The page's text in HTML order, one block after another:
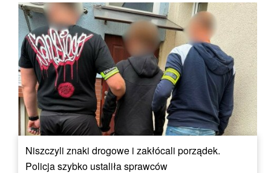
Niszczyli znaki drogowe i zakłócali porządek.
Policja szybko ustaliła sprawców